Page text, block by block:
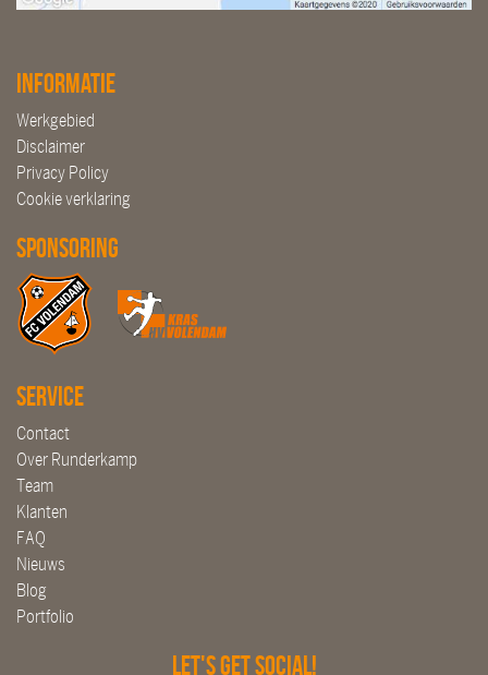
Informatie
Werkgebied
Disclaimer
Privacy Policy
Cookie verklaring
Sponsoring
Service
Contact
Over Runderkamp
Team
Klanten
FAQ
Nieuws
Blog
Portfolio
Let's get social!